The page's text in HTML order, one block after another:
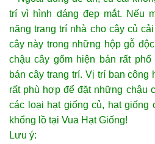
trí vì hình dáng đẹp mắt. Nếu
năng trang trí nhà cho cây củ
cây này trong những hộp gỗ
chậu cây gốm hiện bán rất
bán cây trang trí. Vị trí ban công
rất phù hợp để đặt những chậu
các loại hạt giống củ, hạt giống
khổng lồ tại Vua Hạt Giống!
Lưu ý: